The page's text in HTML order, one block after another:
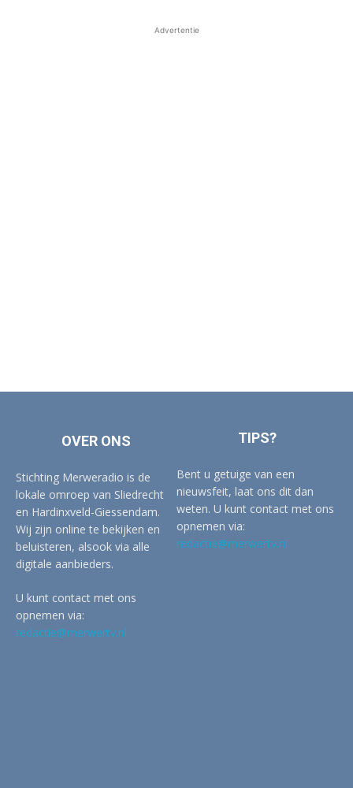
Advertentie
OVER ONS
Stichting Merweradio is de
lokale omroep van Sliedrecht
en Hardinxveld-Giessendam.
Wij zijn online te bekijken en
beluisteren, alsook via alle
digitale aanbieders.
U kunt contact met ons
opnemen via:
redactie@merwertv.nl
TIPS?
Bent u getuige van een
nieuwsfeit, laat ons dit dan
weten. U kunt contact met ons
opnemen via:
redactie@merwertv.nl